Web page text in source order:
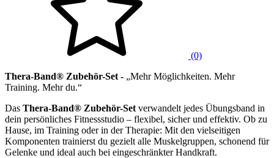
(0)
Thera-Band® Zubehör-Set - „Mehr Möglichkeiten. Mehr
Training. Mehr du.“
Das Thera-Band® Zubehör-Set verwandelt jedes Übungsband in
dein persönliches Fitnessstudio – flexibel, sicher und effektiv. Ob zu
Hause, im Training oder in der Therapie: Mit den vielseitigen
Komponenten trainierst du gezielt alle Muskelgruppen, schonend für
Gelenke und ideal auch bei eingeschränkter Handkraft.